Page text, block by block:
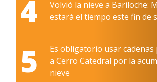
4
Volvió la nieve a Bariloche:
estará el tiempo este fin de
5
Es obligatorio usar
a Cerro Catedral por la
nieve